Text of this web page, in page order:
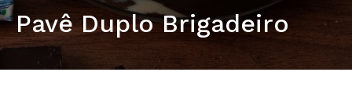
Pavê Duplo Brigadeiro